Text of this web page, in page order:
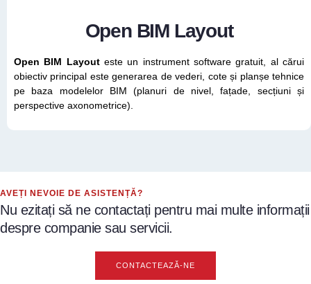
Open BIM Layout
Open BIM Layouteste un instrument software gratuit, al cărui
obiectiv principal este generarea de vederi, cote și planșe tehnice
pe baza modelelor BIM (planuri de nivel, fațade, secțiuni și
perspective axonometrice).
AVEȚI NEVOIE DE ASISTENȚĂ?
Nu ezitați să ne contactați pentru mai multe informații
despre companie sau servicii.
CONTACTEAZĂ-NE